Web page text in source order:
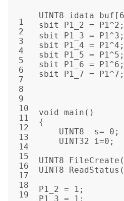
1
2
3
4
5
6
7
8
9
10
11
12
13
14
15
16
17
18
19
UINT8 idata
sbit P1_2 = P1^2;
sbit P1_3 = P1^3;
sbit P1_4 = P1^4;
sbit P1_5 = P1^5;
sbit P1_6 = P1^6;
sbit P1_7 = P1^7;
void main()
{
    UINT8  s= 0;
    UINT32 i=0;
UINT8
UINT8
P1_2 = 1;
P1_3 = 1;